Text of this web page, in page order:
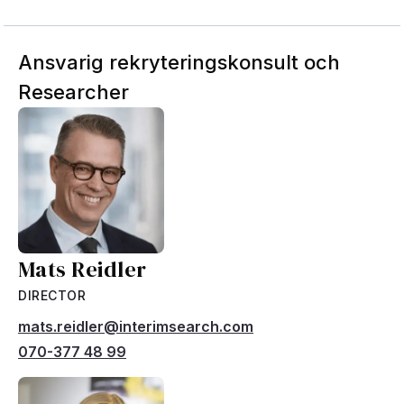
Ansvarig rekryteringskonsult och
Researcher
Mats Reidler
DIRECTOR
mats.reidler@interimsearch.com
070-377 48 99